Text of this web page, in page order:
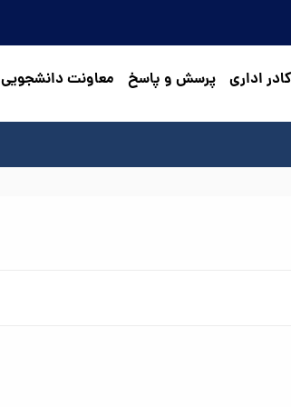
کادر اداری پرسش و پاسخ معاونت دانشجویی